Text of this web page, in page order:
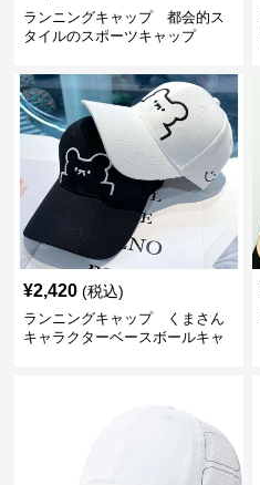
ランニングキャップ 都会的ス
タイルのスポーツキャップ
¥2,420 (税込)
ランニングキャップ くまさん
キャラクターベースボールキャ